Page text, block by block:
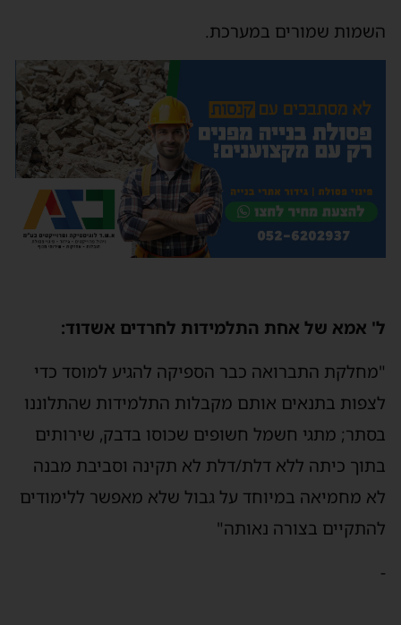
השמות שמורים במערכת.
ל' אמא של אחת התלמידות לחרדים אשדוד:
"מחלקת התברואה כבר הספיקה להגיע למוסד כדי
לצפות בתנאים אותם מקבלות התלמידות שהתלוננו
בסתר; מתגי חשמל חשופים שכוסו בדבק, שירותים
בתוך כיתה ללא דלת/דלת לא תקינה וסביבת מבנה
לא מחמיאה במיוחד על גבול שלא מאפשר ללימודים
להתקיים בצורה נאותה"